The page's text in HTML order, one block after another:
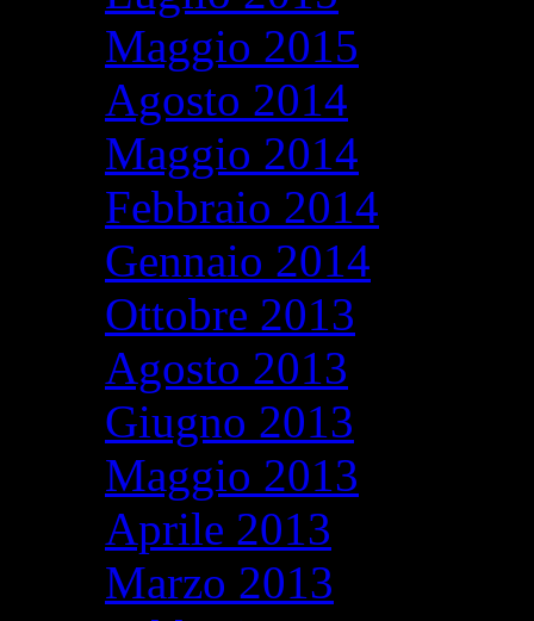
Maggio 2015
Agosto 2014
Maggio 2014
Febbraio 2014
Gennaio 2014
Ottobre 2013
Agosto 2013
Giugno 2013
Maggio 2013
Aprile 2013
Marzo 2013